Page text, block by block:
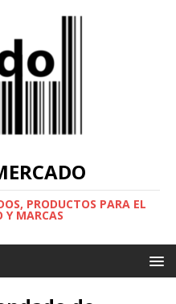
PRODUCTOS PARA EL
Y MARCAS